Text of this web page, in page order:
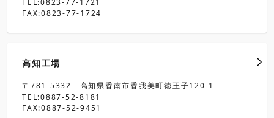
TEL:0823-77-1721
FAX:0823-77-1724
高知工場
〒781-5332 高知県香南市香我美町徳王子120-1
TEL:0887-52-8181
FAX:0887-52-9451